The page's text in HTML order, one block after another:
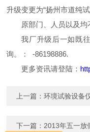
升级变更为“扬州市道纯试
原部门、人员以及均
我厂升级后一如既
询。： -86198886.
更多资讯请登陆：
上一篇：环境试验设备
下一篇： 2013年五一放